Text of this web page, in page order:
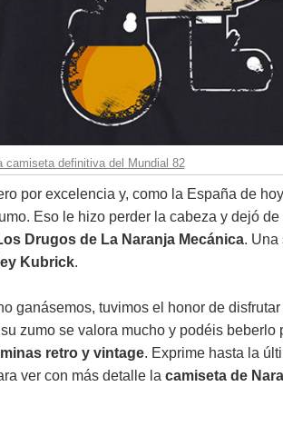
camiseta definitiva del Mundial 82
por excelencia y, como la España de
Eso le hizo perder la cabeza y dejó de
Drugos de La Naranja Mecánica. Una
Kubrick.
ganásemos, tuvimos el honor de disfrutar
zumo se valora mucho y podéis beberlo
retro y vintage. Exprime hasta la
ver con más detalle la camiseta de